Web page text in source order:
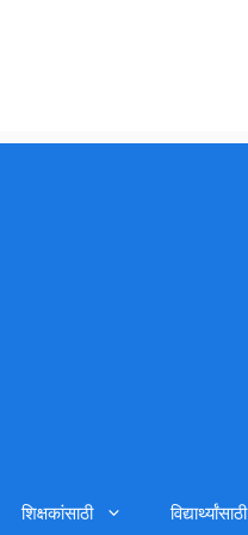
शिक्षकांसाठी विद्यार्थ्यांसाठी